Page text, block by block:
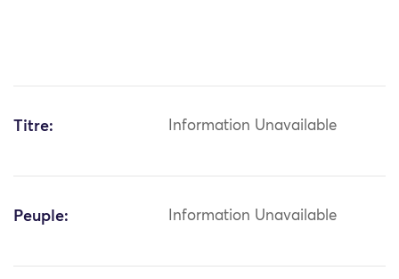
Titre: Information Unavailable
Peuple: Information Unavailable